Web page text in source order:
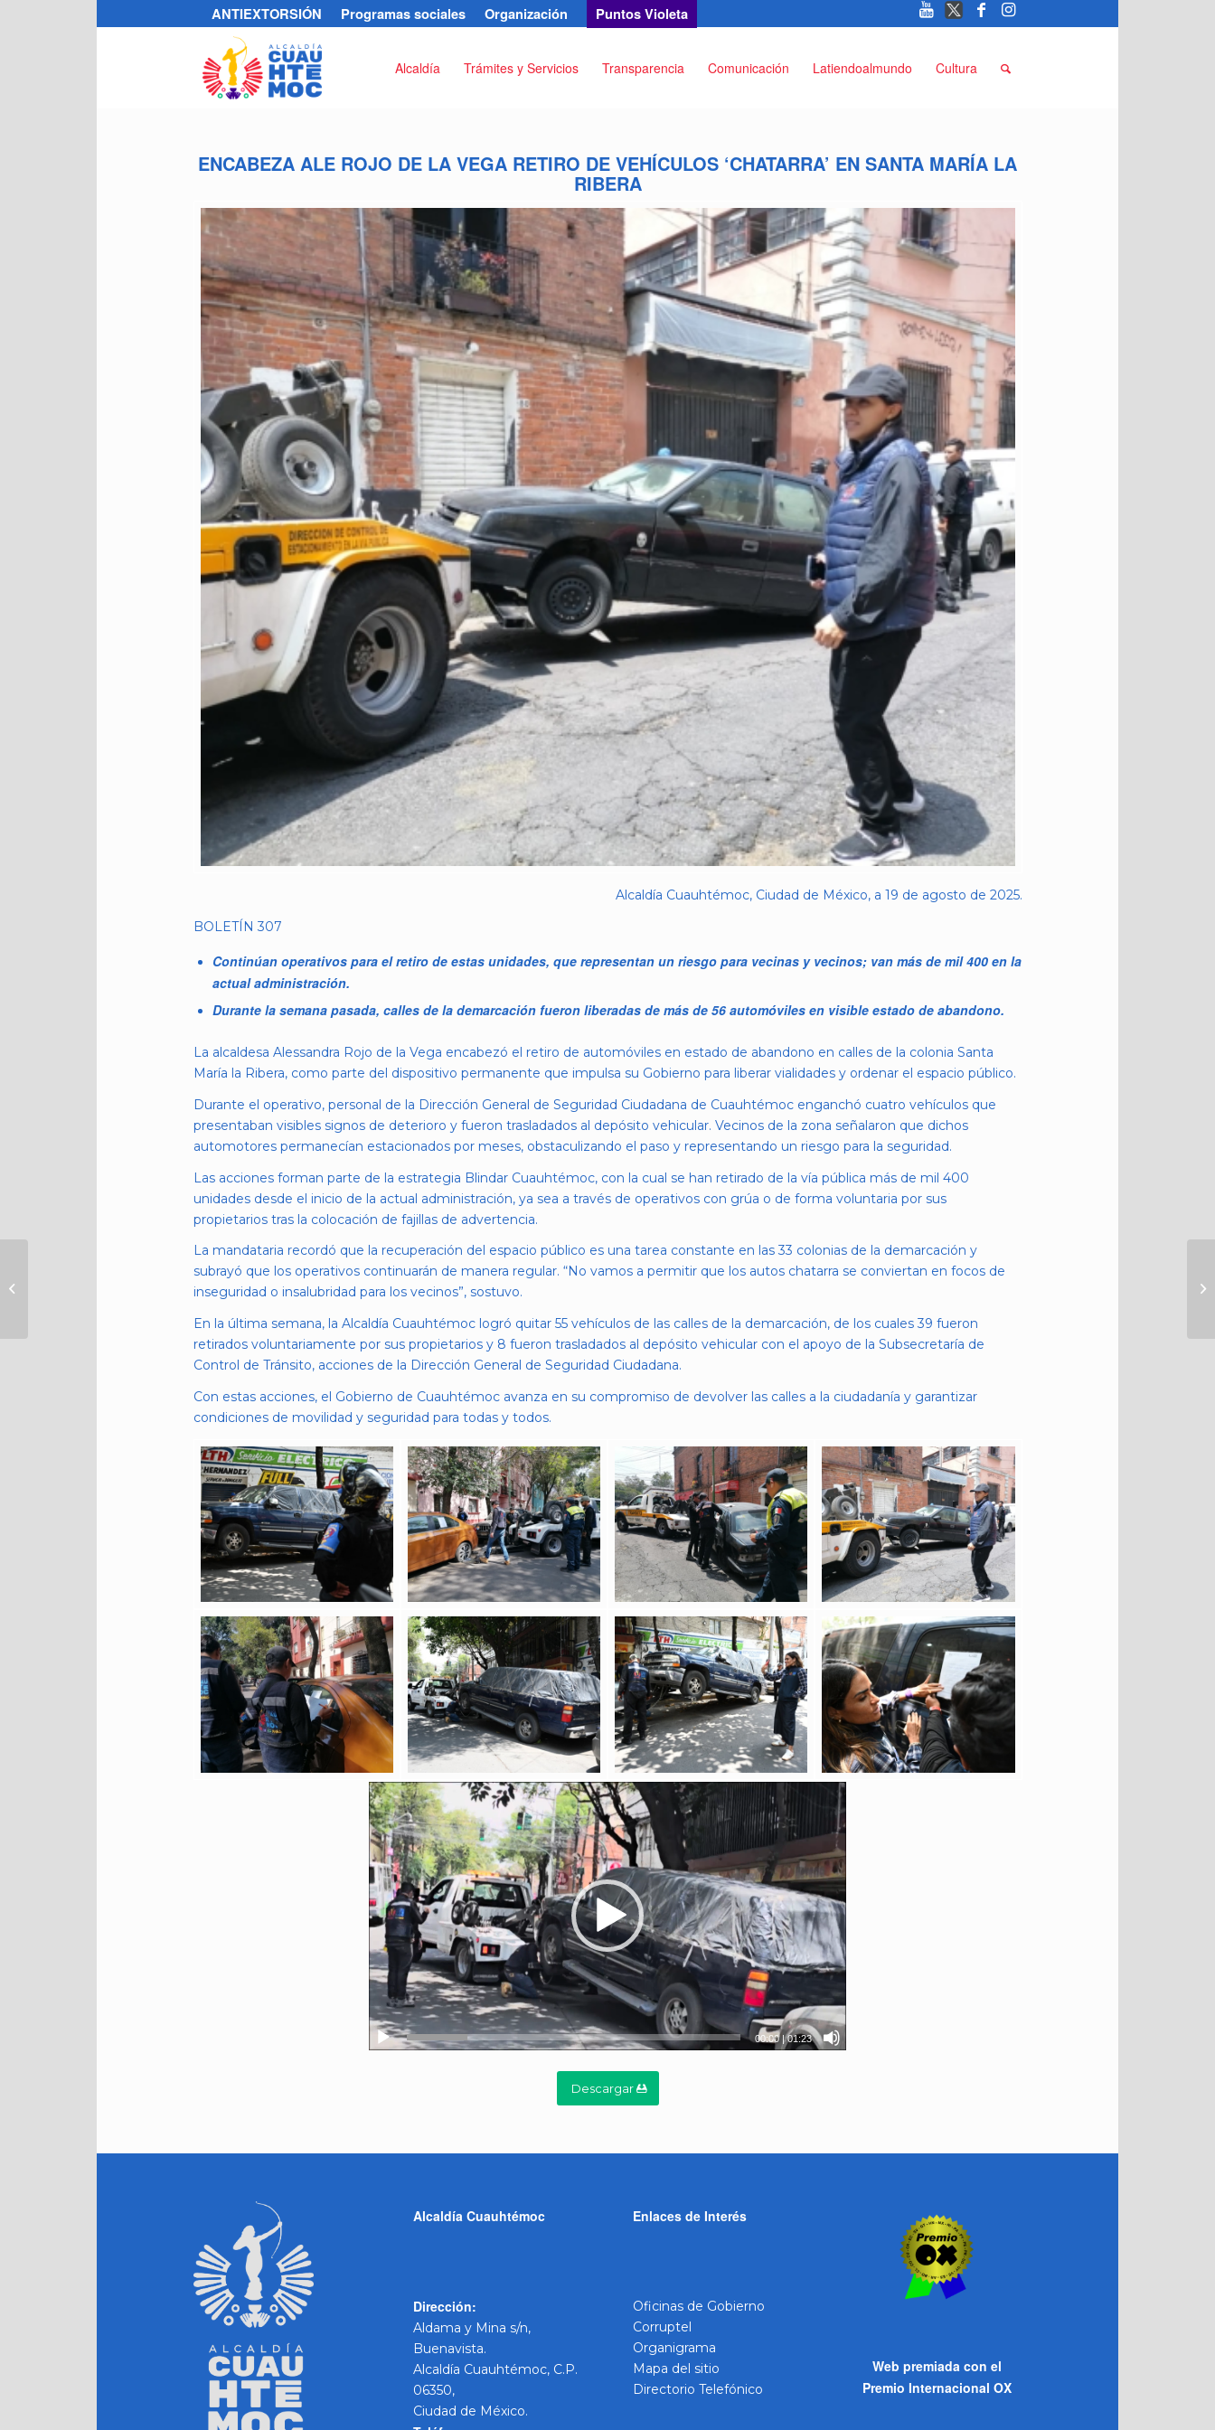
ANTIEXTORSIÓN Programas sociales Organización Puntos Violeta
Alcaldía Trámites y Servicios Transparencia Comunicación Latiendoalmundo Cultura
ENCABEZA ALE ROJO DE LA VEGA RETIRO DE VEHÍCULOS ‘CHATARRA’ EN SANTA MARÍA LA
RIBERA
Alcaldía Cuauhtémoc, Ciudad de México, a 19 de agosto de 2025.
BOLETÍN 307
Continúan operativos para el retiro de estas unidades, que representan un riesgo para vecinas y vecinos; van más de mil 400 en la
actual administración.
Durante la semana pasada, calles de la demarcación fueron liberadas de más de 56 automóviles en visible estado de abandono.
La alcaldesa Alessandra Rojo de la Vega encabezó el retiro de automóviles en estado de abandono en calles de la colonia Santa
María la Ribera, como parte del dispositivo permanente que impulsa su Gobierno para liberar vialidades y ordenar el espacio público.
Durante el operativo, personal de la Dirección General de Seguridad Ciudadana de Cuauhtémoc enganchó cuatro vehículos que
presentaban visibles signos de deterioro y fueron trasladados al depósito vehicular. Vecinos de la zona señalaron que dichos
automotores permanecían estacionados por meses, obstaculizando el paso y representando un riesgo para la seguridad.
Las acciones forman parte de la estrategia Blindar Cuauhtémoc, con la cual se han retirado de la vía pública más de mil 400
unidades desde el inicio de la actual administración, ya sea a través de operativos con grúa o de forma voluntaria por sus
propietarios tras la colocación de fajillas de advertencia.
La mandataria recordó que la recuperación del espacio público es una tarea constante en las 33 colonias de la demarcación y
subrayó que los operativos continuarán de manera regular. “No vamos a permitir que los autos chatarra se conviertan en focos de
inseguridad o insalubridad para los vecinos”, sostuvo.
En la última semana, la Alcaldía Cuauhtémoc logró quitar 55 vehículos de las calles de la demarcación, de los cuales 39 fueron
retirados voluntariamente por sus propietarios y 8 fueron trasladados al depósito vehicular con el apoyo de la Subsecretaría de
Control de Tránsito, acciones de la Dirección General de Seguridad Ciudadana.
Con estas acciones, el Gobierno de Cuauhtémoc avanza en su compromiso de devolver las calles a la ciudadanía y garantizar
condiciones de movilidad y seguridad para todas y todos.
00:00|01:23
Descargar
Alcaldía Cuauhtémoc
Dirección:
Aldama y Mina s/n,
Buenavista.
Alcaldía Cuauhtémoc, C.P.
06350,
Ciudad de México.
Enlaces de Interés
Oficinas de Gobierno
Corruptel
Organigrama
Mapa del sitio
Directorio Telefónico
Web premiada con el
Premio Internacional OX